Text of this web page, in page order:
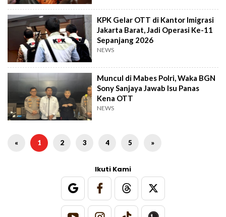
KPK Gelar OTT di Kantor Imigrasi
Jakarta Barat, Jadi Operasi Ke-11
Sepanjang 2026
NEWS
Muncul di Mabes Polri, Waka BGN
Sony Sanjaya Jawab Isu Panas
Kena OTT
NEWS
« 1 2 3 4 5 »
Ikuti Kami